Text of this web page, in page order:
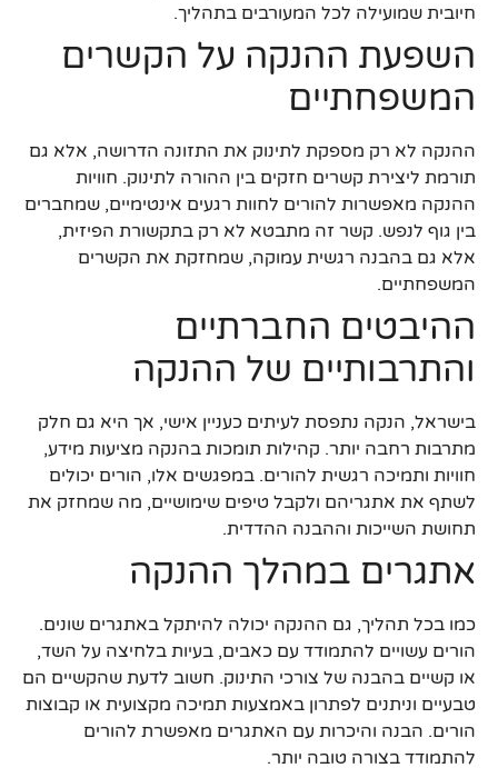
חיובית שמועילה לכל המעורבים בתהליך.
השפעת ההנקה על הקשרים
המשפחתיים
ההנקה לא רק מספקת לתינוק את התזונה הדרושה, אלא גם
תורמת ליצירת קשרים חזקים בין ההורה לתינוק. חוויות
ההנקה מאפשרות להורים לחוות רגעים אינטימיים, שמחברים
בין גוף לנפש. קשר זה מתבטא לא רק בתקשורת הפיזית,
אלא גם בהבנה רגשית עמוקה, שמחזקת את הקשרים
המשפחתיים.
ההיבטים החברתיים
והתרבותיים של ההנקה
בישראל, הנקה נתפסת לעיתים כעניין אישי, אך היא גם חלק
מתרבות רחבה יותר. קהילות תומכות בהנקה מציעות מידע,
חוויות ותמיכה רגשית להורים. במפגשים אלו, הורים יכולים
לשתף את אתגריהם ולקבל טיפים שימושיים, מה שמחזק את
תחושת השייכות וההבנה ההדדית.
אתגרים במהלך ההנקה
כמו בכל תהליך, גם ההנקה יכולה להיתקל באתגרים שונים.
הורים עשויים להתמודד עם כאבים, בעיות בלחיצה על השד,
או קשיים בהבנה של צורכי התינוק. חשוב לדעת שהקשיים הם
טבעיים וניתנים לפתרון באמצעות תמיכה מקצועית או קבוצות
הורים. הבנה והיכרות עם האתגרים מאפשרת להורים
להתמודד בצורה טובה יותר.